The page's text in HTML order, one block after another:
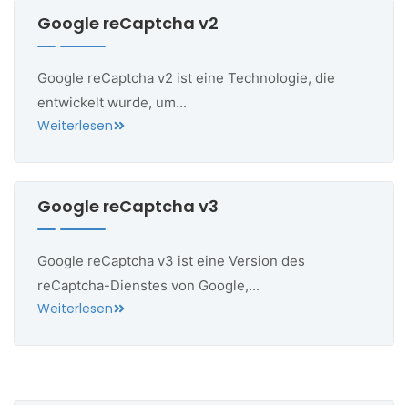
Google reCaptcha v2
Google reCaptcha v2 ist eine Technologie, die
entwickelt wurde, um...
Weiterlesen
Google reCaptcha v3
Google reCaptcha v3 ist eine Version des
reCaptcha-Dienstes von Google,...
Weiterlesen